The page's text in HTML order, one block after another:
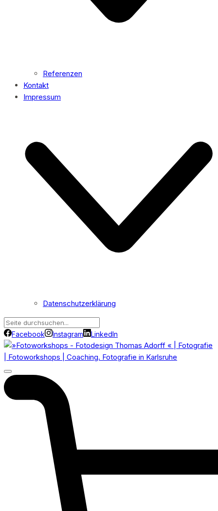
Referenzen
Kontakt
Impressum
Datenschutzerklärung
Facebook Instagram LinkedIn